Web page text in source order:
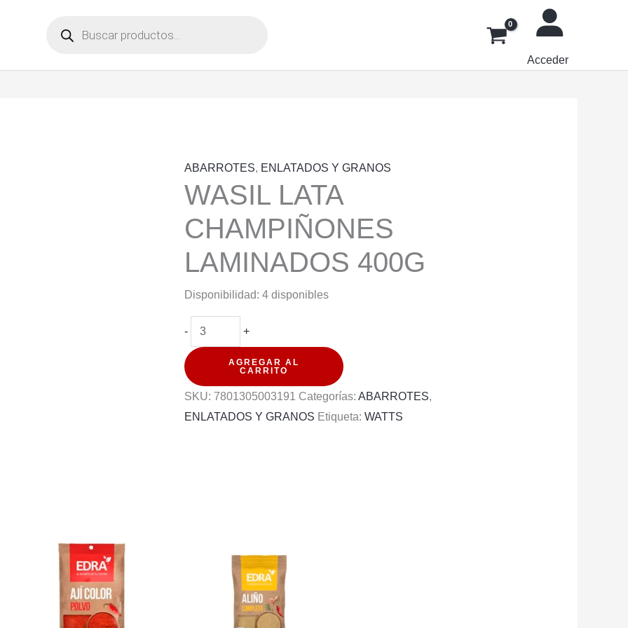
productos
Acceder
ABARROTES, ENLATADOS Y GRANOS
WASIL LATA
CHAMPIÑONES
LAMINADOS 400G
Disponibilidad: 4 disponibles
-
WASIL
LATA
CHAMPIÑONES
LAMINADOS
+
AGREGAR AL
CARRITO
SKU: 7801305003191 Categorías:ABARROTES,
ENLATADOS Y GRANOS Etiqueta:WATTS